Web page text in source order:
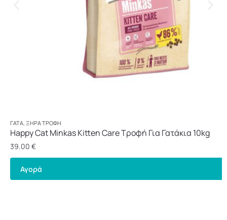
ΓΆΤΑ, ΞΗΡΆ ΤΡΟΦΉ
Happy Cat Minkas Kitten Care Τροφή Για Γατάκια 10kg
39.00 €
Αγορά